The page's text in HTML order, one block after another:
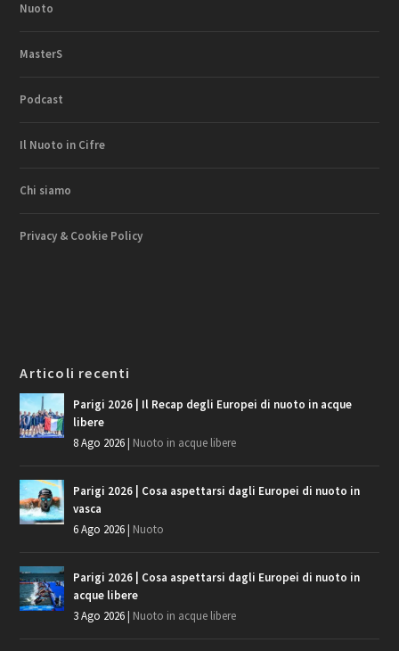
Nuoto
MasterS
Podcast
Il Nuoto in Cifre
Chi siamo
Privacy & Cookie Policy
Articoli recenti
Parigi 2026 | Il Recap degli Europei di nuoto in acque
libere
8 Ago 2026| Nuoto in acque libere
Parigi 2026 | Cosa aspettarsi dagli Europei di nuoto in
vasca
6 Ago 2026| Nuoto
Parigi 2026 | Cosa aspettarsi dagli Europei di nuoto in
acque libere
3 Ago 2026| Nuoto in acque libere